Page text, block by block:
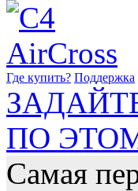
Где купить? Поддержка
ПО
Самая